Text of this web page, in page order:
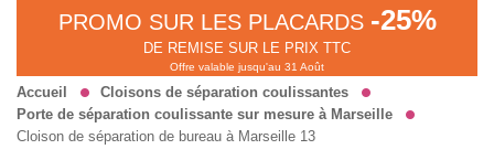
PROMO SUR LES PLACARDS -25%
DE REMISE SUR LE PRIX TTC
Offre valable jusqu'au 31 Août
Accueil
Cloisons de séparation coulissantes
Porte de séparation coulissante sur mesure à Marseille
Cloison de séparation de bureau à Marseille 13